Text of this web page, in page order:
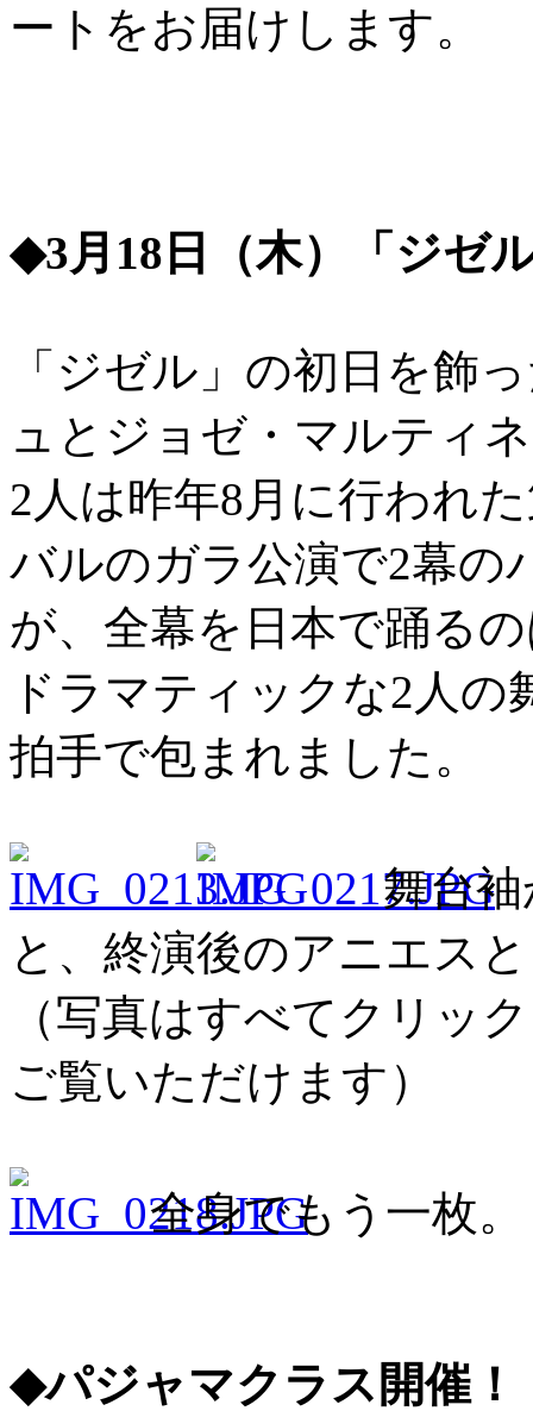
ートをお届けします。
◆3月18日（木）「ジゼ
「ジゼル」の初日を飾
ュとジョゼ・マルティ
2人は昨年8月に行われ
バルのガラ公演で2幕の
が、全幕を日本で踊る
ドラマティックな2人
拍手で包まれました。
舞台袖
と、終演後のアニエス
（写真はすべてクリッ
ご覧いただけます）
全身でもう一枚。
◆パジャマクラス開催！